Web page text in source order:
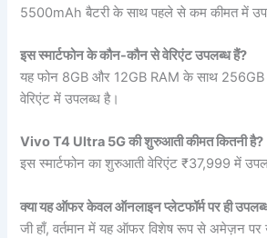
5500mAh बैटरी के साथ पहले से कम कीमत में
इस स्मार्टफोन के कौन-कौन से वेरिएंट उपलब्ध हैं?
यह फोन 8GB और 12GB RAM के साथ
वेरिएंट में उपलब्ध है।
Vivo T4 Ultra 5G की शुरुआती कीमत कितनी है?
इस स्मार्टफोन का शुरुआती वेरिएंट ₹37,999 में
क्या यह ऑफर केवल ऑनलाइन प्लेटफॉर्म पर ही
जी हाँ, वर्तमान में यह ऑफर विशेष रूप से अमेज़न पर